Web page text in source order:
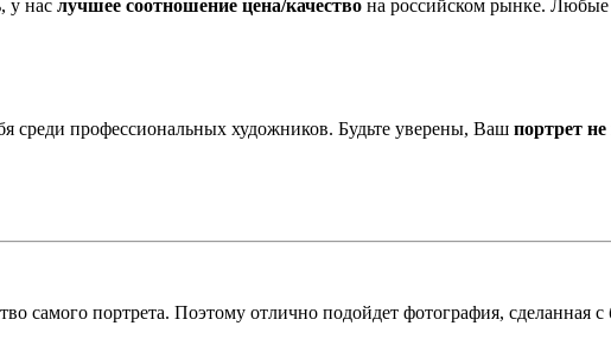
у нас лучшее соотношение цена/качество на российском рынке.
среди профессиональных художников. Будьте уверены, Ваш портрет не
самого портрета. Поэтому отлично подойдет фотография, сделанная